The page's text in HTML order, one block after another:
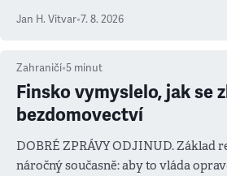
salvy i kritika pokrokářů
Jan H. Vitvar•7. 8. 2026
Zahraničí•5 minut
Finsko vymyslelo, jak se
bezdomovectví
DOBRÉ ZPRÁVY ODJINUD. Základ
náročný současně: aby to vláda